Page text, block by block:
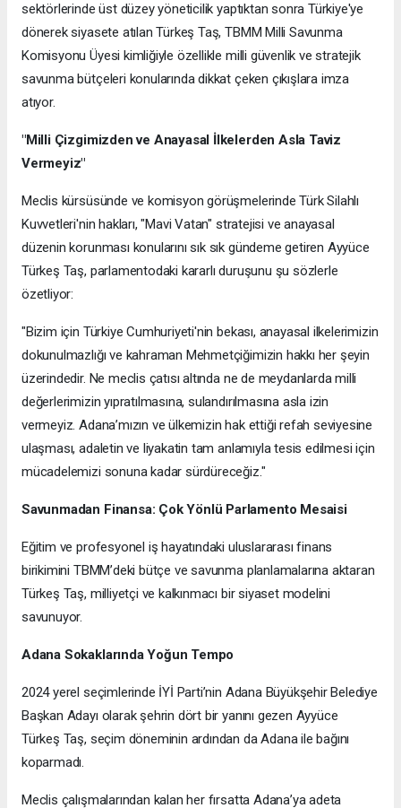
sektörlerinde üst düzey yöneticilik yaptıktan sonra Türkiye'ye
dönerek siyasete atılan Türkeş Taş, TBMM Milli Savunma
Komisyonu Üyesi kimliğiyle özellikle milli güvenlik ve stratejik
savunma bütçeleri konularında dikkat çeken çıkışlara imza
atıyor.
"Milli Çizgimizden ve Anayasal İlkelerden Asla Taviz
Vermeyiz"
Meclis kürsüsünde ve komisyon görüşmelerinde Türk Silahlı
Kuvvetleri'nin hakları, "Mavi Vatan" stratejisi ve anayasal
düzenin korunması konularını sık sık gündeme getiren Ayyüce
Türkeş Taş, parlamentodaki kararlı duruşunu şu sözlerle
özetliyor:
"Bizim için Türkiye Cumhuriyeti'nin bekası, anayasal ilkelerimizin
dokunulmazlığı ve kahraman Mehmetçiğimizin hakkı her şeyin
üzerindedir. Ne meclis çatısı altında ne de meydanlarda milli
değerlerimizin yıpratılmasına, sulandırılmasına asla izin
vermeyiz. Adana’mızın ve ülkemizin hak ettiği refah seviyesine
ulaşması, adaletin ve liyakatin tam anlamıyla tesis edilmesi için
mücadelemizi sonuna kadar sürdüreceğiz."
Savunmadan Finansa: Çok Yönlü Parlamento Mesaisi
Eğitim ve profesyonel iş hayatındaki uluslararası finans
birikimini TBMM’deki bütçe ve savunma planlamalarına aktaran
Türkeş Taş, milliyetçi ve kalkınmacı bir siyaset modelini
savunuyor.
Adana Sokaklarında Yoğun Tempo
2024 yerel seçimlerinde İYİ Parti’nin Adana Büyükşehir Belediye
Başkan Adayı olarak şehrin dört bir yanını gezen Ayyüce
Türkeş Taş, seçim döneminin ardından da Adana ile bağını
koparmadı.
Meclis çalışmalarından kalan her fırsatta Adana’ya adeta